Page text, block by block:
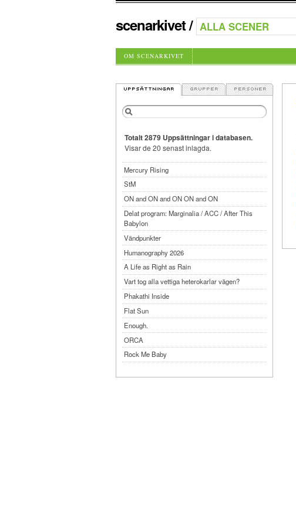
scenarkivet/
OM SCENARKIVET
Totalt 2879 Uppsättningar i databasen.
Visar de 20 senast inlagda.
Mercury Rising
StM
ON and ON and ON ON and ON
Delat program: Marginalia / ACC / After This
Babylon
Vändpunkter
Humanography 2026
A Life as Right as Rain
Vart tog alla vettiga heterokarlar vägen?
Phakathi Inside
Flat Sun
Enough.
ORCA
Rock Me Baby